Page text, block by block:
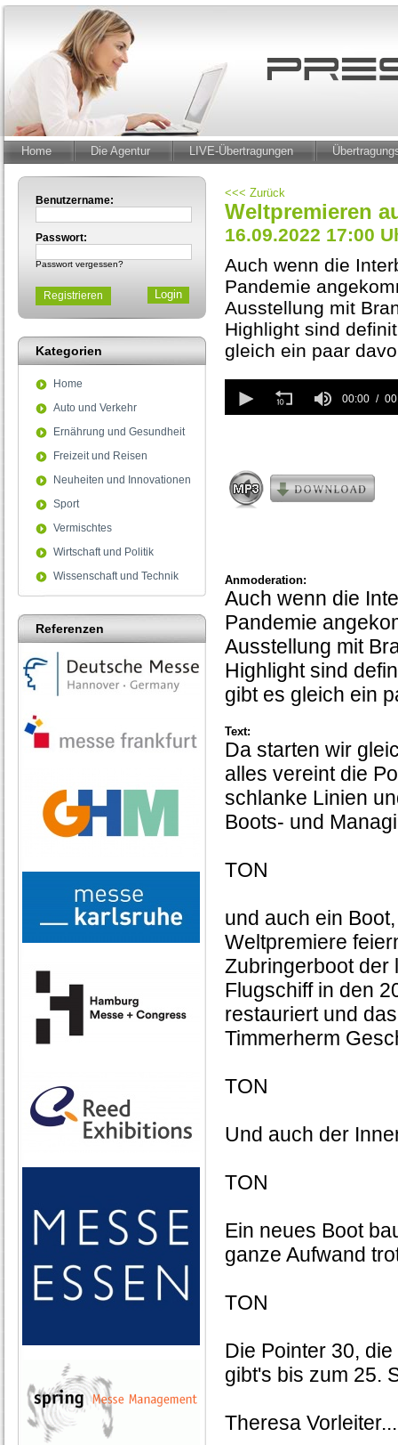
Home Die Agentur LIVE-Übertragungen
Benutzername:
Passwort:
Passwort vergessen?
Registrieren
Kategorien
Home
Auto und Verkehr
Ernährung und Gesundheit
Freizeit und Reisen
Neuheiten und Innovationen
Sport
Vermischtes
Wirtschaft und Politik
Wissenschaft und Technik
Referenzen
<<< Zurück
Weltpremieren
16.09.2022 17:00
Auch wenn die
Pandemie
Ausstellung mit
Highlight sind
gleich ein paar
seconds
of
00:00
Anmoderation:
Auch wenn die
Pandemie
Ausstellung mit
Highlight sind
gibt es gleich ein
Text:
Da starten wir
alles vereint die
schlanke Linien
Boots- und
TON
und auch ein
Weltpremiere
Zubringerboot der
Flugschiff in den
restauriert und
Timmerherm
TON
Und auch der
TON
Ein neues Boot
ganze Aufwand
TON
Die Pointer 30,
gibt's bis zum 25.
Theresa